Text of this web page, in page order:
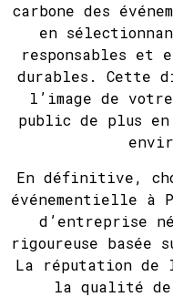
carbone des
en
responsables et
durables. Cette
l’image de
public de plus
En définitive,
événementielle à
d’entreprise
rigoureuse
La réputation de
la qualité de